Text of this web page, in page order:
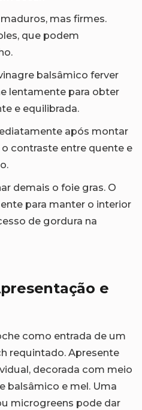
mas firmes.
que podem
balsâmico ferver
lentamente para obter
e equilibrada.
após montar
contraste entre quente e
demais o foie gras. O
para manter o interior
de gordura na
e
como entrada de um
requintado. Apresente
decorada com meio
balsâmico e mel. Uma
microgreens pode dar